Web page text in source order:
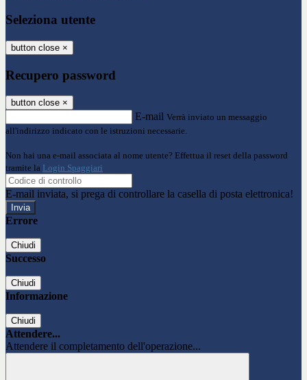
Seleziona utente
button close ×
Recupero password
button close ×
E-mail Verrà inviato un messaggio
all'indirizzo indicato con le istruzioni necessarie.
Non hai una e-mail associata al nome utente? Effettua il reset della password
tramite la Login Spaggiari
E-mail inviata, si prega di controllare la casella di posta elettronica!
Errore
Chiudi
Successo
Chiudi
Informazione
Chiudi
Attendere...
Attendere il completamento dell'operazione...